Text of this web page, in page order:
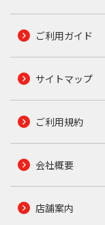
ご利用ガイド
サイトマップ
ご利用規約
会社概要
店舗案内